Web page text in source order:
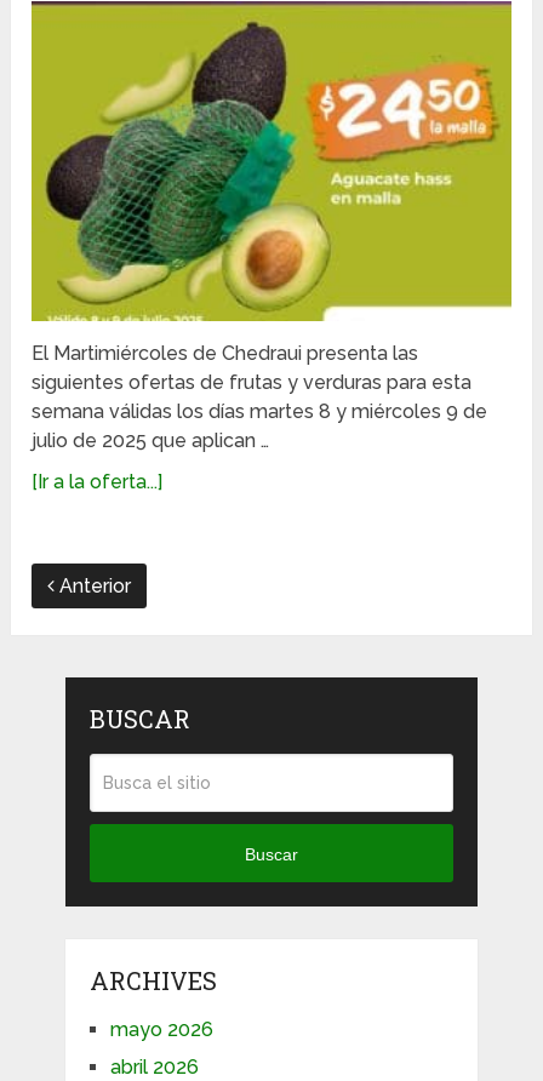
El Martimiércoles de Chedraui presenta las
siguientes ofertas de frutas y verduras para esta
semana válidas los días martes 8 y miércoles 9 de
julio de 2025 que aplican …
[Ir a la oferta...]
Anterior
BUSCAR
Buscar
ARCHIVES
mayo 2026
abril 2026